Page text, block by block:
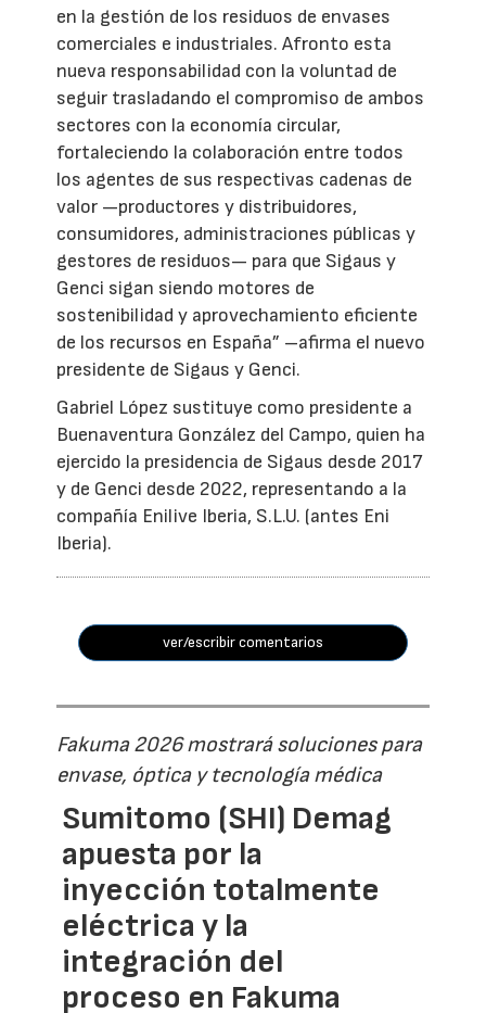
en la gestión de los residuos de envases
comerciales e industriales. Afronto esta
nueva responsabilidad con la voluntad de
seguir trasladando el compromiso de ambos
sectores con la economía circular,
fortaleciendo la colaboración entre todos
los agentes de sus respectivas cadenas de
valor —productores y distribuidores,
consumidores, administraciones públicas y
gestores de residuos— para que Sigaus y
Genci sigan siendo motores de
sostenibilidad y aprovechamiento eficiente
de los recursos en España” –afirma el nuevo
presidente de Sigaus y Genci.
Gabriel López sustituye como presidente a
Buenaventura González del Campo, quien ha
ejercido la presidencia de Sigaus desde 2017
y de Genci desde 2022, representando a la
compañía Enilive Iberia, S.L.U. (antes Eni
Iberia).
ver/escribir comentarios
Fakuma 2026 mostrará soluciones para
envase, óptica y tecnología médica
Sumitomo (SHI) Demag
apuesta por la
inyección totalmente
eléctrica y la
integración del
proceso en Fakuma